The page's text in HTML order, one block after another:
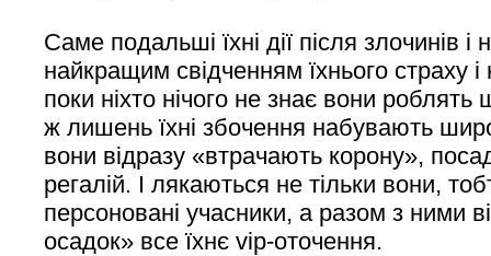
Саме подальші їхні дії після злочинів і
найкращим свідченням їхнього страху і
поки ніхто нічого не знає вони роблять
ж лишень їхні збочення набувають
вони відразу «втрачають корону»,
регалій. І лякаються не тільки вони,
персоновані учасники, а разом з ними
осадок» все їхнє vip-оточення.